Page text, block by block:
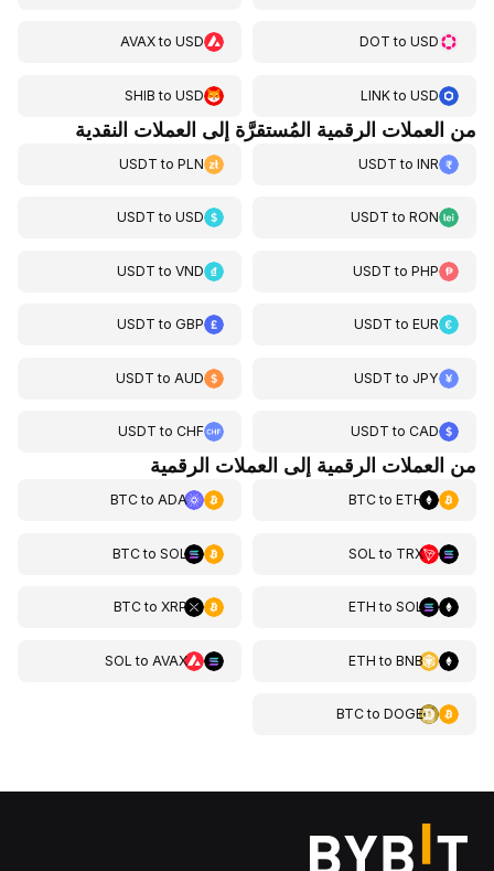
DOT toUSD
AVAXtoUSD
LINKtoUSD
SHIB toUSD
من العملات الرقمية المُستقرَّة إلى العملات النقدية
USDT toINR
USDT toPLN
USDT toRON
USDT toUSD
USDT toPHP
USDT toVND
USDT toEUR
USDT toGBP
USDT toJPY
USDT to AUD
USDT toCAD
USDT toCHF
من العملات الرقمية إلى العملات الرقمية
BTCtoETH
BTCtoADA
SOL to TRX
BTCtoSOL
ETH toSOL
BTCtoXRP
ETH toBNB
SOL toAVAX
BTCtoDOGE